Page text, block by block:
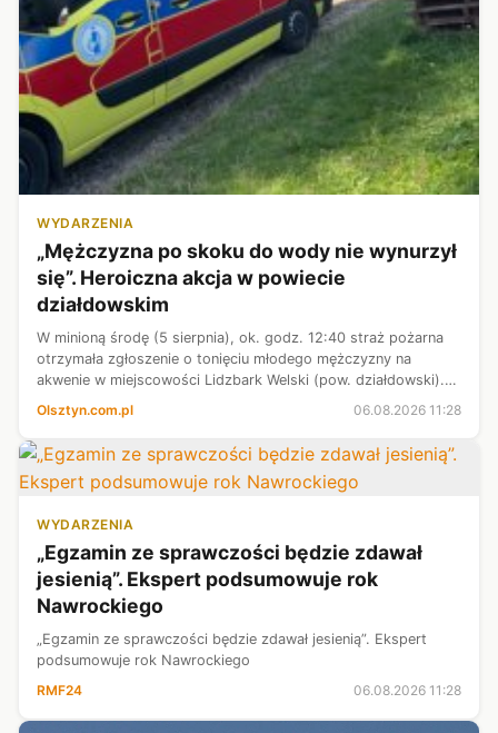
WYDARZENIA
„Mężczyzna po skoku do wody nie wynurzył
się”. Heroiczna akcja w powiecie
działdowskim
W minioną środę (5 sierpnia), ok. godz. 12:40 straż pożarna
otrzymała zgłoszenie o tonięciu młodego mężczyzny na
akwenie w miejscowości Lidzbark Welski (pow. działdowski).
Straży Pożarnej oraz j...
Olsztyn.com.pl 06.08.2026 11:28
WYDARZENIA
„Egzamin ze sprawczości będzie zdawał
jesienią”. Ekspert podsumowuje rok
Nawrockiego
„Egzamin ze sprawczości będzie zdawał jesienią”. Ekspert
podsumowuje rok Nawrockiego
RMF24
06.08.2026 11:28